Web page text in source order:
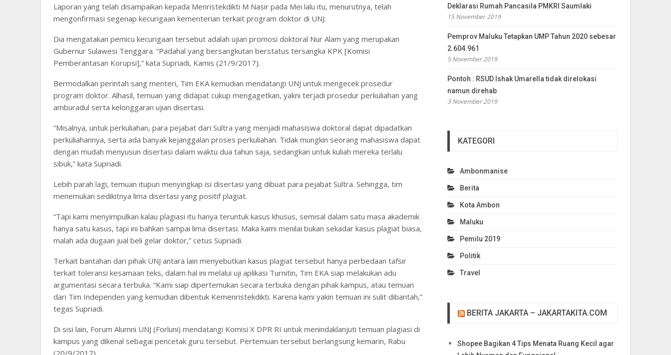
Laporan yang telah disampaikan kepada Menristekdikti M Nasir pada Mei lalu itu, menurutnya, telah
mengonfirmasi segenap kecurigaan kementerian terkait program doktor di UNJ.
Dia mengatakan pemicu kecurigaan tersebut adalah ujian promosi doktoral Nur Alam yang merupakan
Gubernur Sulawesi Tenggara. “Padahal yang bersangkutan berstatus tersangka KPK [Komisi
Pemberantasan Korupsi],” kata Supriadi, Kamis (21/9/2017).
Bermodalkan perintah sang menteri, Tim EKA kemudian mendatangi UNJ untuk mengecek prosedur
program doktor. Alhasil, temuan yang didapat cukup mengagetkan, yakni terjadi prosedur perkuliahan yang
amburadul serta kelonggaran ujian disertasi.
“Misalnya, untuk perkuliahan, para pejabat dari Sultra yang menjadi mahasiswa doktoral dapat dipadatkan
perkuliahannya, serta ada banyak kejanggalan proses perkuliahan. Tidak mungkin seorang mahasiswa dapat
dengan mudah menyusun disertasi dalam waktu dua tahun saja, sedangkan untuk kuliah mereka terlalu
sibuk,” kata Supriadi.
Lebih parah lagi, temuan itupun menyingkap isi disertasi yang dibuat para pejabat Sultra. Sehingga, tim
menemukan sedikitnya lima disertasi yang positif plagiat.
“Tapi kami menyimpulkan kalau plagiasi itu hanya teruntuk kasus khusus, semisal dalam satu masa akademik
hanya satu kasus, tapi ini bahkan sampai lima disertasi. Maka kami menilai bukan sekadar kasus plagiat biasa,
malah ada dugaan jual beli gelar doktor,” cetus Supriadi.
Terkait bantahan dari pihak UNJ antara lain menyebutkan kasus plagiat tersebut hanya perbedaan tafsir
terkait toleransi kesamaan teks, dalam hal ini melalui uji aplikasi Turnitin, Tim EKA siap melakukan adu
argumentasi secara terbuka. “Kami siap dipertemukan secara terbuka dengan pihak kampus, atau temuan
dari Tim Independen yang kemudian dibentuk Kemenristekdikti. Karena kami yakin temuan ini sulit dibantah,”
tegas Supriadi.
Di sisi lain, Forum Alumni UNJ (Forluni) mendatangi Komisi X DPR RI untuk menindaklanjuti temuan plagiasi di
kampus yang dikenal sebagai pencetak guru tersebut. Pertemuan tersebut berlangsung kemarin, Rabu
(20/9/2017).
Deklarasi Rumah Pancasila PMKRI Saumlaki
15 November 2019
Pemprov Maluku Tetapkan UMP Tahun 2020 sebesar
2.604.961
5 November 2019
Pontoh : RSUD Ishak Umarella tidak direlokasi
namun direhab
3 November 2019
KATEGORI
Ambonmanise
Berita
Kota Ambon
Maluku
Pemilu 2019
Politik
Travel
BERITA JAKARTA – JAKARTAKITA.COM
Shopee Bagikan 4 Tips Menata Ruang Kecil agar